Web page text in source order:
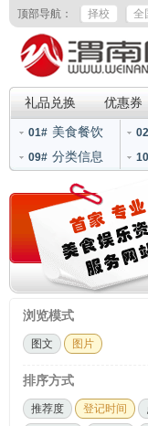
顶部导航： 择校 全
礼品兑换 优惠券
01# 美食餐饮
09# 分类信息
浏览模式
图文 图片
排序方式
推荐度 登记时间